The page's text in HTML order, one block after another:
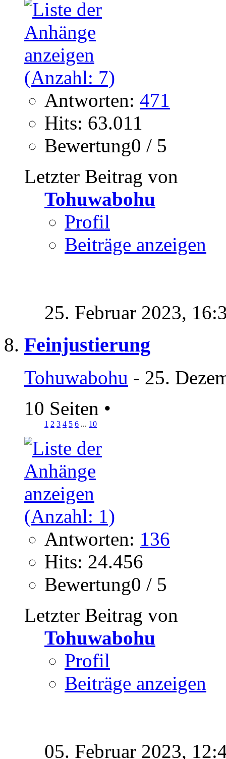
Antworten: 471
Hits: 63.011
Bewertung0 / 5
Letzter Beitrag von
Tohuwabohu
Profil
Beiträge anzeigen
25. Februar 2023,
Feinjustierung
Tohuwabohu - 25.
10 Seiten •
1 2 3 4 5 6 ... 10
Antworten: 136
Hits: 24.456
Bewertung0 / 5
Letzter Beitrag von
Tohuwabohu
Profil
Beiträge anzeigen
05. Februar 2023,